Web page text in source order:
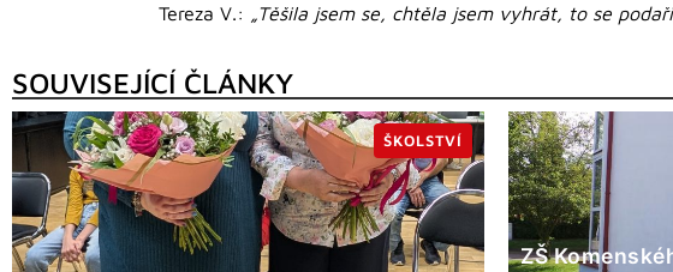
Tereza V.: „Těšila jsem se, chtěla jsem vyhrát, to se
SOUVISEJÍCÍ ČLÁNKY
ŠKOLSTVÍ
ZŠ